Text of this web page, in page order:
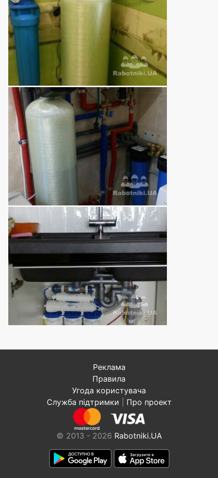
Реклама
Правила
Угода користувача
Служба підтримки
Про проект
© 2013 - 2026 Rabotniki.UA